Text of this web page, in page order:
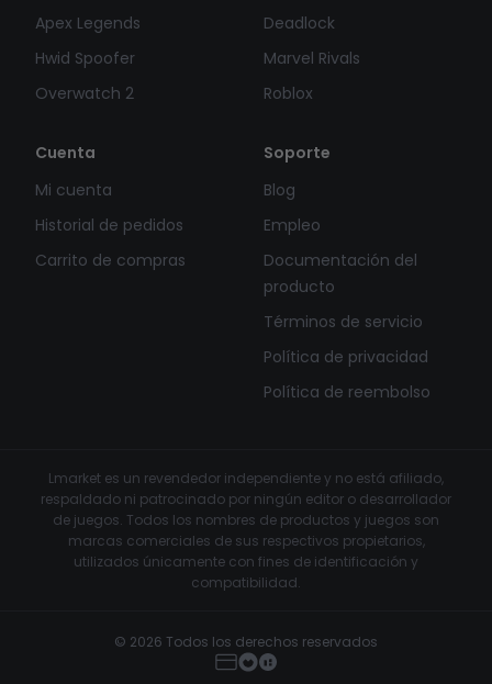
Apex Legends
Hwid Spoofer
Overwatch 2
Deadlock
Marvel Rivals
Roblox
Cuenta
Mi cuenta
Historial de pedidos
Carrito de compras
Soporte
Blog
Empleo
Documentación del
producto
Términos de servicio
Política de privacidad
Política de reembolso
Lmarket es un revendedor independiente y no está afiliado,
respaldado ni patrocinado por ningún editor o desarrollador
de juegos. Todos los nombres de productos y juegos son
marcas comerciales de sus respectivos propietarios,
utilizados únicamente con fines de identificación y
compatibilidad.
© 2026 Todos los derechos reservados